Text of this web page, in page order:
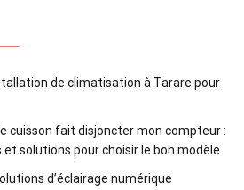
de climatisation à Tarare pour
cuisson fait disjoncter mon compteur :
et solutions pour choisir le bon modèle
d’éclairage numérique